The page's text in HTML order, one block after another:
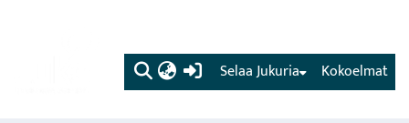
(current) Kokoelmat
Selaa Jukuria